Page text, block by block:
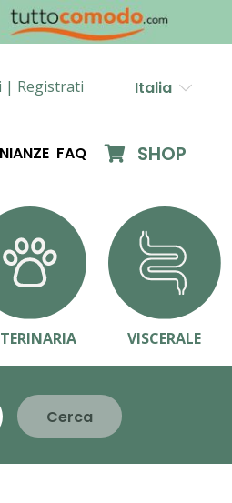
| Registrati Italia
FAQ SHOP
VISCERALE
Cerca